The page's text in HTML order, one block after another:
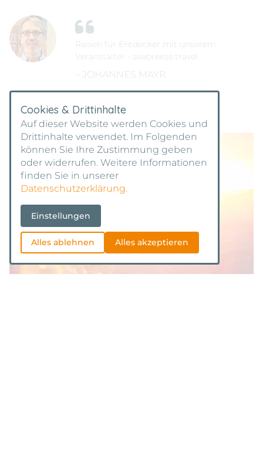
Reisen für Entdecker mit unserem
Veranstalter - seabreeze.travel
– JOHANNES MAYR
Cookies & Drittinhalte
Auf dieser Website werden Cookies und
Drittinhalte verwendet. Im Folgenden
können Sie Ihre Zustimmung geben
oder widerrufen. Weitere Informationen
finden Sie in unserer
Datenschutzerklärung.
Einstellungen
Alles ablehnen Alles akzeptieren